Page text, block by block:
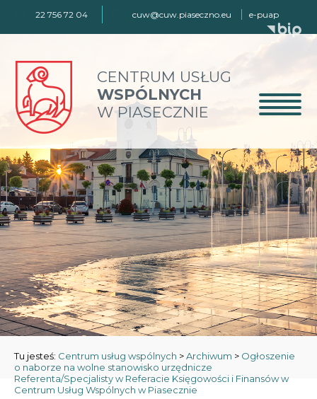
22 756 72 04 cuw@cuw.piaseczno.eu e-puap
CENTRUM USŁUG
WSPÓLNYCH
W PIASECZNIE
Tu jesteś: Centrum usług wspólnych >Archiwum > Ogłoszenie
o naborze na wolne stanowisko urzędnicze
Referenta/Specjalisty w Referacie Księgowości i Finansów w
Centrum Usług Wspólnych w Piasecznie